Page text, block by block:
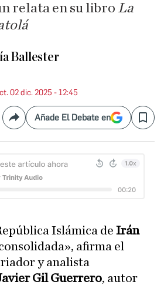
relata en su libro La
Ballester
02 dic. 2025 - 12:45
CompartirAñade El Debate en Save
Islámica de Irán
afirma el
y analista
Gil Guerrero, autor